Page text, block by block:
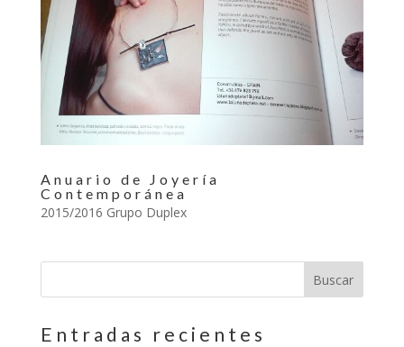
Anuario de Joyería
Contemporánea
2015/2016 Grupo Duplex
Entradas recientes